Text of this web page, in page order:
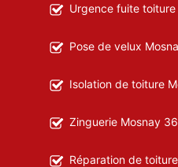
Urgence fuite
Pose de velux
Isolation de toiture
Zinguerie Mosnay
Réparation de